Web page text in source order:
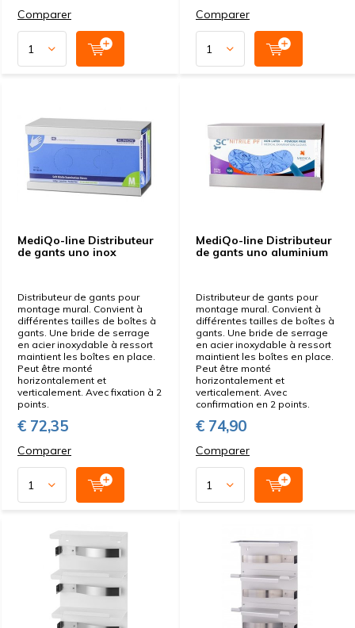
Comparer Comparer
MediQo-line Distributeur
de gants uno inox
Distributeur de gants pour
montage mural. Convient à
différentes tailles de boîtes à
gants. Une bride de serrage
en acier inoxydable à ressort
maintient les boîtes en place.
Peut être monté
horizontalement et
verticalement. Avec fixation à 2
points.
€ 72,35
Comparer
MediQo-line Distributeur
de gants uno aluminium
Distributeur de gants pour
montage mural. Convient à
différentes tailles de boîtes à
gants. Une bride de serrage
en acier inoxydable à ressort
maintient les boîtes en place.
Peut être monté
horizontalement et
verticalement. Avec
confirmation en 2 points.
€ 74,90
Comparer